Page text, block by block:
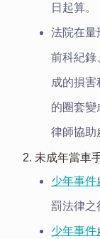
日起算。
法院在量
前科紀錄
成的損
的圈套變
律師協助
2. 未成年當車
少年事件
罰法律之
少年事件